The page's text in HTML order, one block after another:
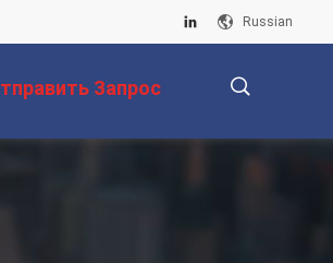
Russian
Запрос